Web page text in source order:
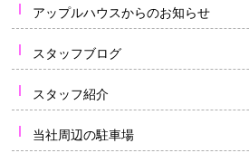
アップルハウスからのお知らせ
スタッフブログ
スタッフ紹介
当社周辺の駐車場